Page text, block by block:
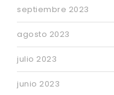
septiembre 2023
agosto 2023
julio 2023
junio 2023